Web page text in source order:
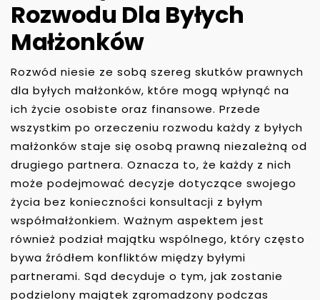
Rozwodu Dla Byłych
Małżonków
Rozwód niesie ze sobą szereg skutków prawnych
dla byłych małżonków, które mogą wpłynąć na
ich życie osobiste oraz finansowe. Przede
wszystkim po orzeczeniu rozwodu każdy z byłych
małżonków staje się osobą prawną niezależną od
drugiego partnera. Oznacza to, że każdy z nich
może podejmować decyzje dotyczące swojego
życia bez konieczności konsultacji z byłym
współmałżonkiem. Ważnym aspektem jest
również podział majątku wspólnego, który często
bywa źródłem konfliktów między byłymi
partnerami. Sąd decyduje o tym, jak zostanie
podzielony majątek zgromadzony podczas